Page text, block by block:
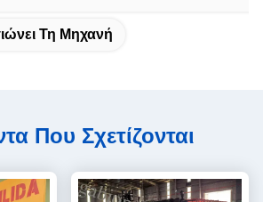
Τη Μηχανή
Που Σχετίζονται